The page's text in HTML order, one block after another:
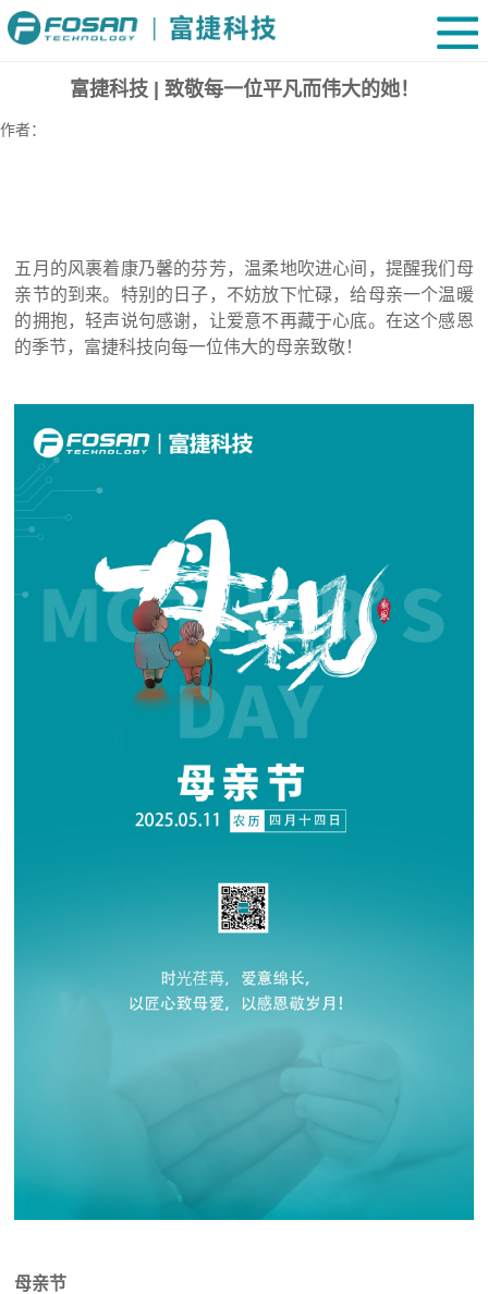
富捷科技 | 致敬每一位平凡而伟大的她！
作者：
五月的风裹着康乃馨的芬芳，温柔地吹进心间，提醒我们母
亲节的到来。特别的日子，不妨放下忙碌，给母亲一个温暖
的拥抱，轻声说句感谢，让爱意不再藏于心底。在这个感恩
的季节，富捷科技向每一位伟大的母亲致敬！
母亲节